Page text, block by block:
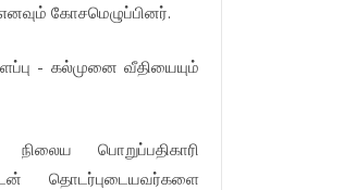
கோசமெழுப்பினர்.
- கல்முனை வீதியையும்
நிலைய
பொறுப்பதிகாரி
தொடர்புடையவர்களை